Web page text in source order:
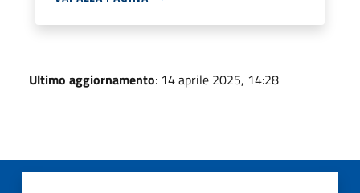
Ultimo aggiornamento: 14 aprile 2025, 14:28